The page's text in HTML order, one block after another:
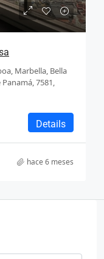
Marbella, Bella
7581,
Details
hace 6 meses